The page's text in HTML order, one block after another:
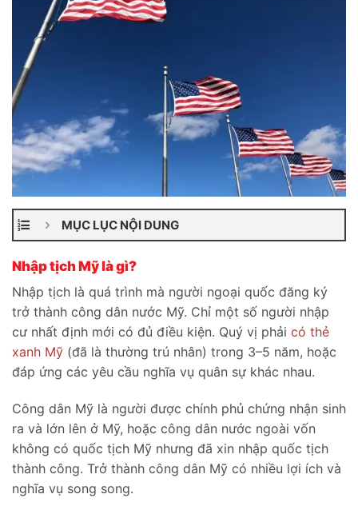
MỤC LỤC NỘI DUNG
Nhập tịch Mỹ là gì?
Nhập tịch là quá trình mà người ngoại quốc đăng ký
trở thành công dân nước Mỹ. Chỉ một số người nhập
cư nhất định mới có đủ điều kiện. Quý vị phải có thẻ
xanh Mỹ (đã là thường trú nhân) trong 3–5 năm, hoặc
đáp ứng các yêu cầu nghĩa vụ quân sự khác nhau.
Công dân Mỹ là người được chính phủ chứng nhận sinh
ra và lớn lên ở Mỹ, hoặc công dân nước ngoài vốn
không có quốc tịch Mỹ nhưng đã xin nhập quốc tịch
thành công. Trở thành công dân Mỹ có nhiều lợi ích và
nghĩa vụ song song.